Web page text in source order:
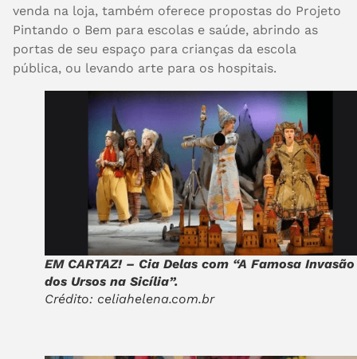
venda na loja, também oferece propostas do Projeto
Pintando o Bem para escolas e saúde, abrindo as
portas de seu espaço para crianças da escola
pública, ou levando arte para os hospitais.
EM CARTAZ! – Cia Delas com “A Famosa Invasão
dos Ursos na Sicília”.
Crédito: celiahelena.com.br